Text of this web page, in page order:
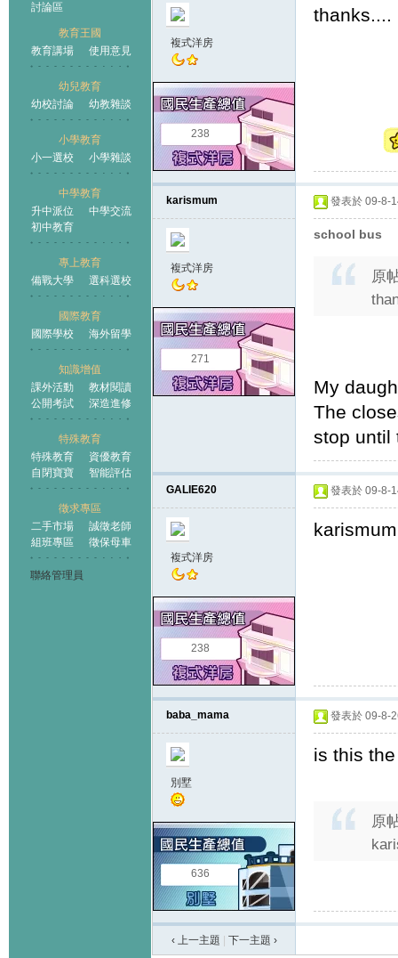
討論區
教育王國
教育講場
使用意見
幼兒教育
幼校討論
幼教雜談
小學教育
小一選校
小學雜談
中學教育
升中派位
中學交流
初中教育
專上教育
備戰大學
選科選校
國際教育
國際學校
海外留學
知識增值
課外活動
教材閱讀
公開考試
深造進修
特殊教育
特殊教育
資優教育
自閉寶寶
智能評估
徵求專區
二手市場
誠徵老師
組班專區
徵保母車
聯絡管理員
王國
複式洋房
238
thanks....
karismum
複式洋房
271
發表於 09-8-
school bus
原
My
The
stop until
GALIE620
複式洋房
238
發表於 09-8-
baba_mama
別墅
636
發表於 09-8-
is this
原
‹ 上一主題 下一主題 ›